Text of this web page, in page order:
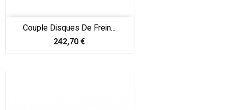
Couple Disques De Frein...
Prix
242,70 €